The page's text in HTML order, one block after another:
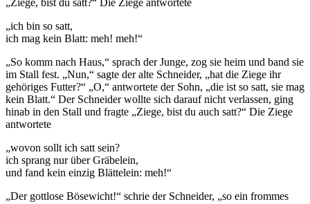
„ich bin so satt,
ich mag kein Blatt: meh! meh!“
„So komm nach Haus,“ sprach der Junge, zog sie heim und band sie
im Stall fest. „Nun,“ sagte der alte Schneider, „hat die Ziege ihr
gehöriges Futter?“ „O,“ antwortete der Sohn, „die ist so satt, sie mag
kein Blatt.“ Der Schneider wollte sich darauf nicht verlassen, ging
hinab in den Stall und fragte „Ziege, bist du auch satt?“ Die Ziege
antwortete
„wovon sollt ich satt sein?
ich sprang nur über Gräbelein,
und fand kein einzig Blättelein: meh!“
„Der gottlose Bösewicht!“ schrie der Schneider, „so ein frommes